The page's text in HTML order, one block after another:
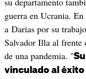
guerra en Ucrania.
a Darias por su
Salvador Illa al frente
de una pandemia. "
vinculado al éxito